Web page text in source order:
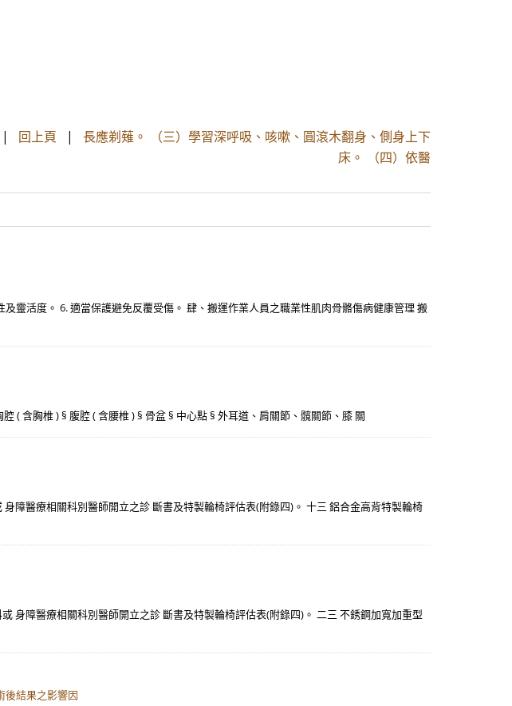
| 回上頁 | 長應剃薙。 （三）學習深呼吸、咳嗽、圓滾木翻身、側身上下
床。 （四）依醫
靈活度。 6. 適當保護避免反覆受傷。 肆、搬運作業人員之職業性肌肉骨骼傷病健康管理 搬
( 含胸椎 ) § 腹腔 ( 含腰椎 ) § 骨盆 § 中心點 § 外耳道、肩關節、髖關節、膝 關
障醫療相關科別醫師開立之診 斷書及特製輪椅評估表(附錄四)。 十三 鋁合金高背特製輪椅
身障醫療相關科別醫師開立之診 斷書及特製輪椅評估表(附錄四)。 二三 不銹鋼加寬加重型
後結果之影響因